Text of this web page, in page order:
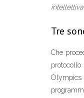
intellettiva
Tre
Che
protocollo